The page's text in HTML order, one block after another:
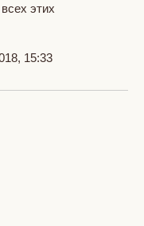
этих
15:33